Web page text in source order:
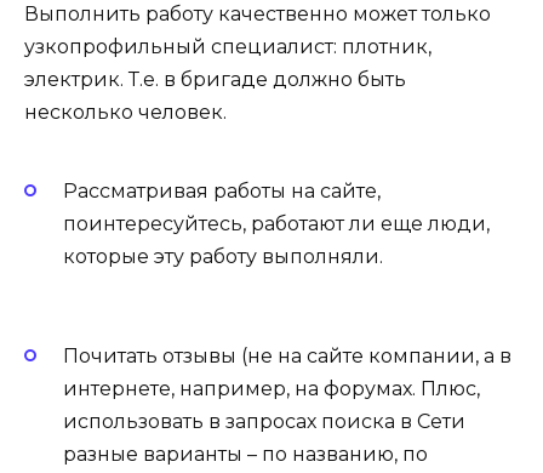
Выполнить работу качественно может только
узкопрофильный специалист: плотник,
электрик. Т.е. в бригаде должно быть
несколько человек.
Рассматривая работы на сайте,
поинтересуйтесь, работают ли еще люди,
которые эту работу выполняли.
Почитать отзывы (не на сайте компании, а в
интернете, например, на форумах. Плюс,
использовать в запросах поиска в Сети
разные варианты – по названию, по